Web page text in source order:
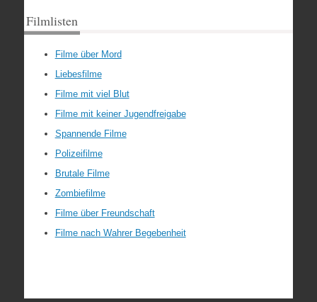
Filmlisten
Filme über Mord
Liebesfilme
Filme mit viel Blut
Filme mit keiner Jugendfreigabe
Spannende Filme
Polizeifilme
Brutale Filme
Zombiefilme
Filme über Freundschaft
Filme nach Wahrer Begebenheit